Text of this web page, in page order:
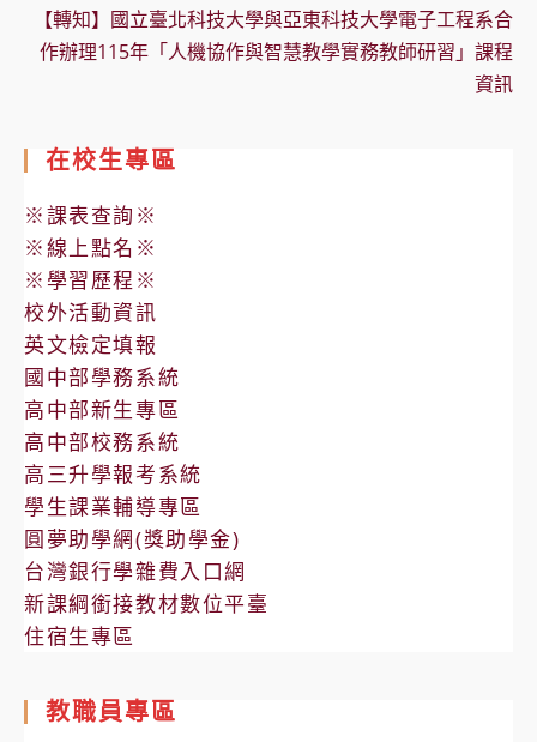
【轉知】國立臺北科技大學與亞東科技大學電子工程系合
作辦理115年「人機協作與智慧教學實務教師研習」課程
資訊
在校生專區
※課表查詢※
※線上點名※
※學習歷程※
校外活動資訊
英文檢定填報
國中部學務系統
高中部新生專區
高中部校務系統
高三升學報考系統
學生課業輔導專區
圓夢助學網(獎助學金)
台灣銀行學雜費入口網
新課綱銜接教材數位平臺
住宿生專區
教職員專區